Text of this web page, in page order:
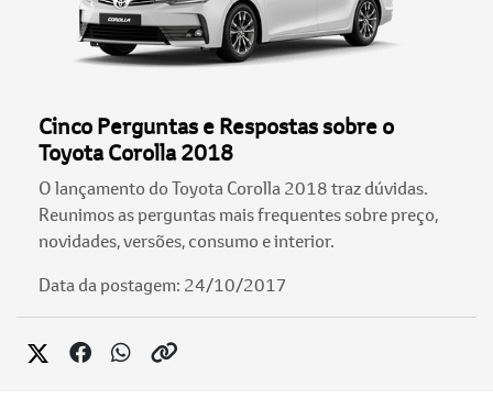
Cinco Perguntas e Respostas sobre o
Toyota Corolla 2018
O lançamento do Toyota Corolla 2018 traz dúvidas.
Reunimos as perguntas mais frequentes sobre preço,
novidades, versões, consumo e interior.
Data da postagem: 24/10/2017